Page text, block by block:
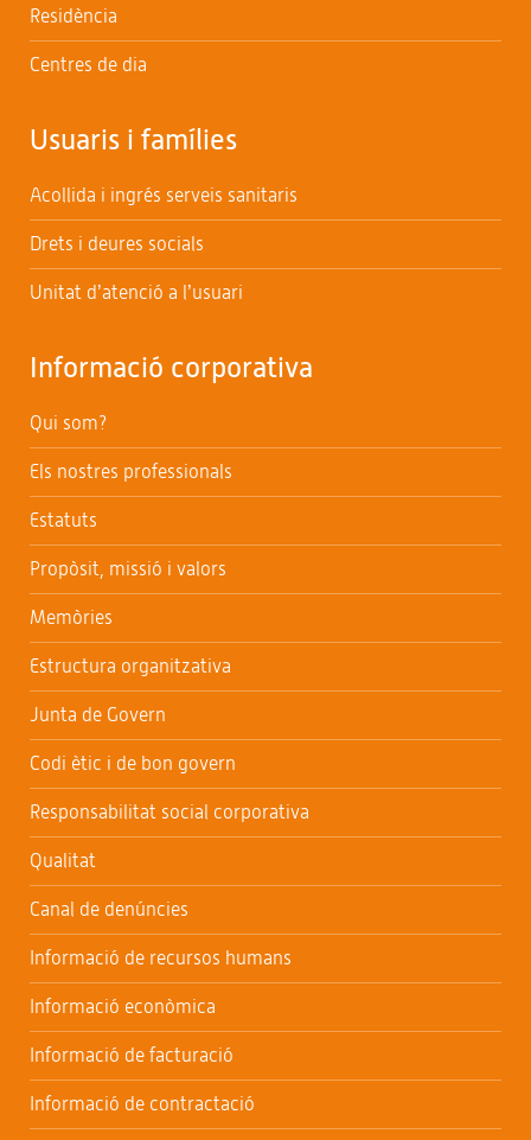
Residència
Centres de dia
Usuaris i famílies
Acollida i ingrés serveis sanitaris
Drets i deures socials
Unitat d’atenció a l’usuari
Informació corporativa
Qui som?
Els nostres professionals
Estatuts
Propòsit, missió i valors
Memòries
Estructura organitzativa
Junta de Govern
Codi ètic i de bon govern
Responsabilitat social corporativa
Qualitat
Canal de denúncies
Informació de recursos humans
Informació econòmica
Informació de facturació
Informació de contractació